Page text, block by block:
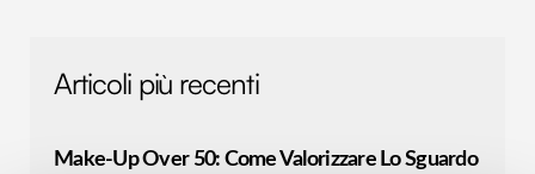
Articoli più recenti
Make-Up Over 50: Come Valorizzare Lo Sguardo